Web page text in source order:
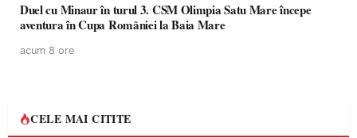
Duel cu Minaur în turul 3. CSM Olimpia Satu Mare începe
aventura în Cupa României la Baia Mare
acum 8 ore
CELE MAI CITITE